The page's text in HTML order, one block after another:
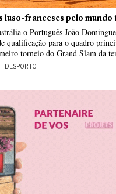
luso-franceses pelo mundo
o Português João
qualificação para o quadro
torneio do Grand Slam da
DESPORTO